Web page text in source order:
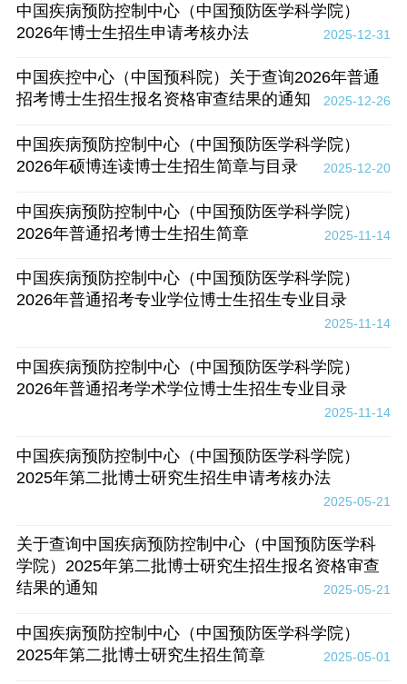
中国疾病预防控制中心（中国预防医学科学院）
2026年博士生招生申请考核办法
2025-12-31
中国疾控中心（中国预科院）关于查询2026年普通
招考博士生招生报名资格审查结果的通知
2025-12-26
中国疾病预防控制中心（中国预防医学科学院）
2026年硕博连读博士生招生简章与目录
2025-12-20
中国疾病预防控制中心（中国预防医学科学院）
2026年普通招考博士生招生简章
2025-11-14
中国疾病预防控制中心（中国预防医学科学院）
2026年普通招考专业学位博士生招生专业目录
2025-11-14
中国疾病预防控制中心（中国预防医学科学院）
2026年普通招考学术学位博士生招生专业目录
2025-11-14
中国疾病预防控制中心（中国预防医学科学院）
2025年第二批博士研究生招生申请考核办法
2025-05-21
关于查询中国疾病预防控制中心（中国预防医学科
学院）2025年第二批博士研究生招生报名资格审查
结果的通知
2025-05-21
中国疾病预防控制中心（中国预防医学科学院）
2025年第二批博士研究生招生简章
2025-05-01